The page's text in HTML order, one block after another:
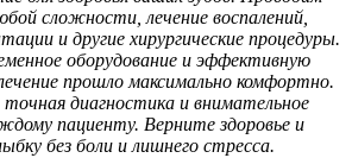
сложности, лечение воспалений,
и другие хирургические процедуры.
оборудование и эффективную
прошло максимально комфортно.
диагностика и внимательное
пациенту. Верните здоровье и
без боли и лишнего стресса.